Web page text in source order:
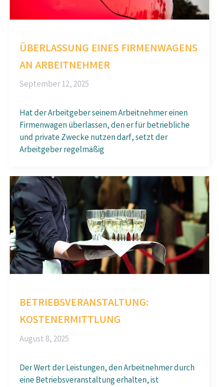
ÜBERLASSUNG EINES FIRMENWAGENS
AN ARBEITNEHMER
September 12, 2025
Hat der Arbeitgeber seinem Arbeitnehmer einen
Firmenwagen überlassen, den er für betriebliche
und private Zwecke nutzen darf, setzt der
Arbeitgeber regelmäßig
BETRIEBSVERANSTALTUNG:
KOSTENERMITTLUNG
August 8, 2025
Der Wert der Leistungen, den Arbeitnehmer durch
eine Betriebsveranstaltung erhalten, ist